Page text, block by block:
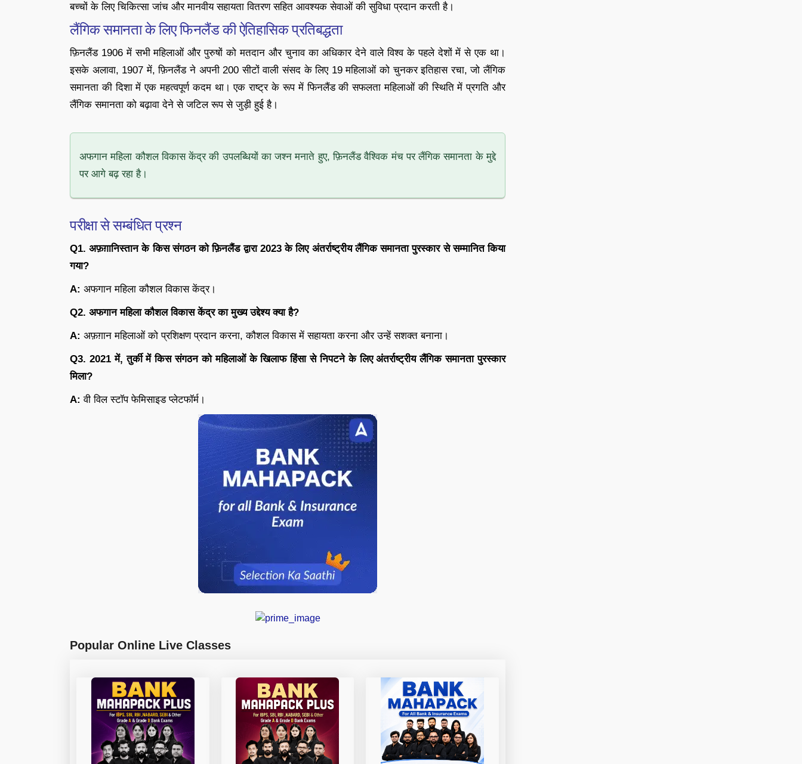
बच्चों के लिए चिकित्सा जांच और मानवीय सहायता वितरण सहित आवश्यक सेवाओं की सुविधा प्रदान करती है।
लैंगिक समानता के लिए फिनलैंड की ऐतिहासिक प्रतिबद्धता
फ़िनलैंड 1906 में सभी महिलाओं और पुरुषों को मतदान और चुनाव का अधिकार देने वाले विश्व के पहले देशों में से एक था।
इसके अलावा, 1907 में, फ़िनलैंड ने अपनी 200 सीटों वाली संसद के लिए 19 महिलाओं को चुनकर इतिहास रचा, जो लैंगिक
समानता की दिशा में एक महत्वपूर्ण कदम था। एक राष्ट्र के रूप में फिनलैंड की सफलता महिलाओं की स्थिति में प्रगति और
लैंगिक समानता को बढ़ावा देने से जटिल रूप से जुड़ी हुई है।
अफगान महिला कौशल विकास केंद्र की उपलब्धियों का जश्न मनाते हुए, फ़िनलैंड वैश्विक मंच पर लैंगिक समानता के मुद्दे
पर आगे बढ़ रहा है।
परीक्षा से सम्बंधित प्रश्न
Q1. अफ़ग़ानिस्तान के किस संगठन को फ़िनलैंड द्वारा 2023 के लिए अंतर्राष्ट्रीय लैंगिक समानता पुरस्कार से सम्मानित किया
गया?
A: अफगान महिला कौशल विकास केंद्र।
Q2. अफगान महिला कौशल विकास केंद्र का मुख्य उद्देश्य क्या है?
A: अफ़ग़ान महिलाओं को प्रशिक्षण प्रदान करना, कौशल विकास में सहायता करना और उन्हें सशक्त बनाना।
Q3. 2021 में, तुर्की में किस संगठन को महिलाओं के खिलाफ हिंसा से निपटने के लिए अंतर्राष्ट्रीय लैंगिक समानता पुरस्कार
मिला?
A: वी विल स्टॉप फेमिसाइड प्लेटफॉर्म।
Popular Online Live Classes